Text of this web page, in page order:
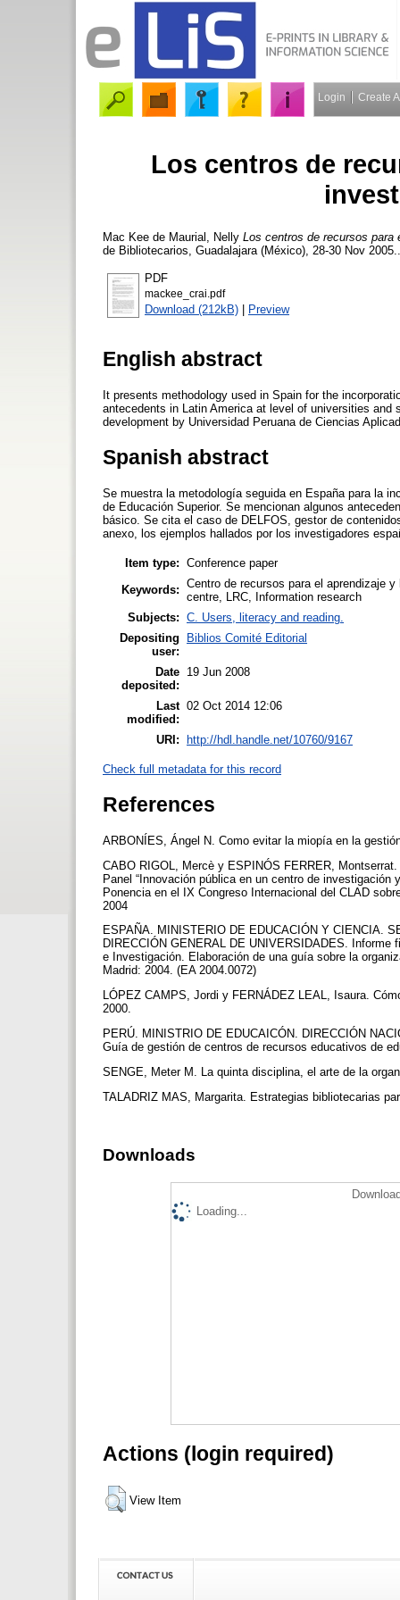
Login Create
Los centros de
Mac Kee de Maurial, Nelly Los centros de recursos
de Bibliotecarios, Guadalajara (México), 28-30 Nov
PDF
mackee_crai.pdf
Download (212kB) | Preview
English abstract
It presents methodology used in Spain for the
antecedents in Latin America at level of universities
development by Universidad Peruana de Ciencias
Spanish abstract
Se muestra la metodología seguida en España para la
de Educación Superior. Se mencionan algunos
básico. Se cita el caso de DELFOS, gestor de
anexo, los ejemplos hallados por los investigadores
Item type: Conference paper
Keywords: Centro de recursos para el aprendizaje
centre, LRC, Information research
Subjects: C. Users, literacy and reading.
Depositing
user:
Biblios Comité Editorial
Date
deposited:
19 Jun 2008
Last
modified:
02 Oct 2014 12:06
URI: http://hdl.handle.net/10760/9167
Check full metadata for this record
References
ARBONÍES, Ángel N. Como evitar la miopía en la
CABO RIGOL, Mercè y ESPINÓS FERRER,
Panel “Innovación pública en un centro de
Ponencia en el IX Congreso Internacional del CLAD
2004
ESPAÑA. MINISTERIO DE EDUCACIÓN Y CIENCIA.
DIRECCIÓN GENERAL DE UNIVERSIDADES.
e Investigación. Elaboración de una guía sobre la
Madrid: 2004. (EA 2004.0072)
LÓPEZ CAMPS, Jordi y FERNÁDEZ LEAL, Isaura.
2000.
PERÚ. MINISTRIO DE EDUCAICÓN. DIRECCIÓN
Guía de gestión de centros de recursos educativos de
SENGE, Meter M. La quinta disciplina, el arte de la
TALADRIZ MAS, Margarita. Estrategias bibliotecarias
Downloads
Loading...
Actions (login required)
View Item